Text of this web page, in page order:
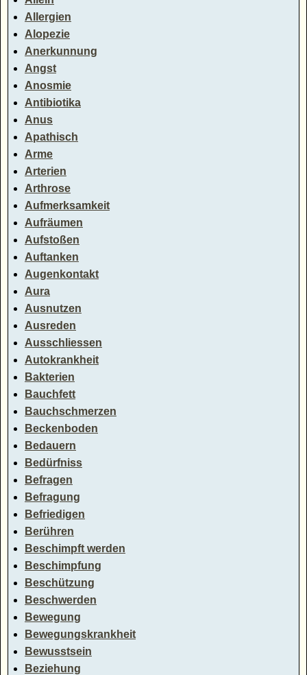
Allergien
Alopezie
Anerkunnung
Angst
Anosmie
Antibiotika
Anus
Apathisch
Arme
Arterien
Arthrose
Aufmerksamkeit
Aufräumen
Aufstoßen
Auftanken
Augenkontakt
Aura
Ausnutzen
Ausreden
Ausschliessen
Autokrankheit
Bakterien
Bauchfett
Bauchschmerzen
Beckenboden
Bedauern
Bedürfniss
Befragen
Befragung
Befriedigen
Berühren
Beschimpft werden
Beschimpfung
Beschützung
Beschwerden
Bewegung
Bewegungskrankheit
Bewusstsein
Beziehung